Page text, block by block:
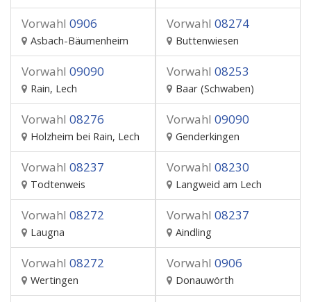
Vorwahl 0906
Asbach-Bäumenheim
Vorwahl 08274
Buttenwiesen
Vorwahl 09090
Rain, Lech
Vorwahl 08253
Baar (Schwaben)
Vorwahl 08276
Holzheim bei Rain, Lech
Vorwahl 09090
Genderkingen
Vorwahl 08237
Todtenweis
Vorwahl 08230
Langweid am Lech
Vorwahl 08272
Laugna
Vorwahl 08237
Aindling
Vorwahl 08272
Wertingen
Vorwahl 0906
Donauwörth